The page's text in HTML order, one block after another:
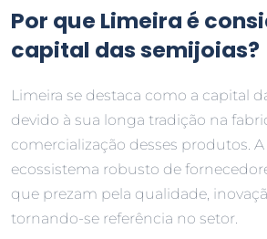
Por que Limeira é
capital das semijoias?
Limeira se destaca como a capital
devido à sua longa tradição na
comercialização desses produtos.
ecossistema robusto de
que prezam pela qualidade,
tornando-se referência no setor.